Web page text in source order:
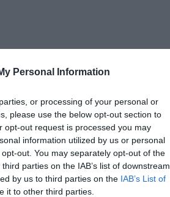
Personal Information
or processing of your personal or
please use the below opt-out section to
opt-out request is processed you may
information utilized by us or personal
out. You may separately opt-out of the
parties on the IAB’s list of downstream
by us to third parties on the IAB’s List of
it to other third parties.